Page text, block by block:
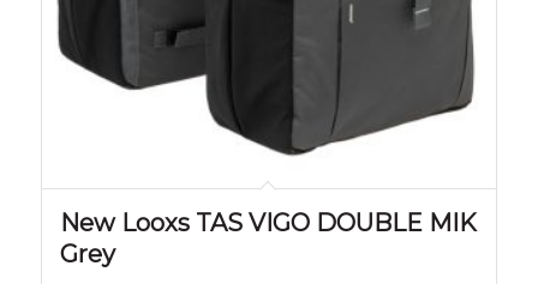
New Looxs TAS VIGO DOUBLE MIK
Grey